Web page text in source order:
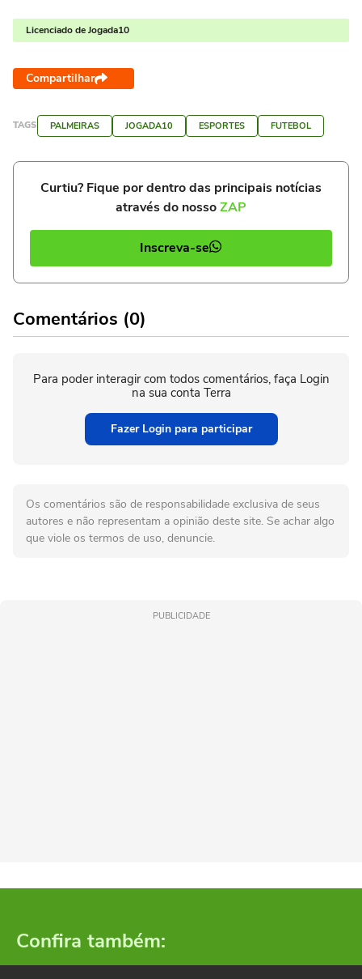
Licenciado de Jogada10
Compartilhar
TAGS PALMEIRAS JOGADA10 ESPORTES FUTEBOL
Curtiu? Fique por dentro das principais notícias
através do nossoZAP
Inscreva-se
Comentários (0)
Para poder interagir com todos comentários, faça Login
na sua conta Terra
Fazer Login para participar
Os comentários são de responsabilidade exclusiva de seus
autores e não representam a opinião deste site. Se achar algo
que viole os termos de uso, denuncie.
PUBLICIDADE
Confira também: